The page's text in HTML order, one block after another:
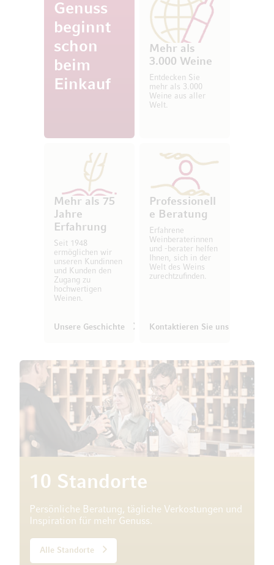
Genuss
beginnt
schon
beim
Einkauf
Mehr als
3.000 Weine
Entdecken Sie
mehr als 3.000
Weine aus aller
Welt.
Mehr als 75
Jahre
Erfahrung
Seit 1948
ermöglichen wir
unseren Kundinnen
und Kunden den
Zugang zu
hochwertigen
Weinen.
Unsere Geschichte
Professionell
e Beratung
Erfahrene
Weinberaterinnen
und -berater helfen
Ihnen, sich in der
Welt des Weins
zurechtzufinden.
Kontaktieren Sie uns
10 Standorte
Persönliche Beratung, tägliche Verkostungen und
Inspiration für mehr Genuss.
Alle Standorte